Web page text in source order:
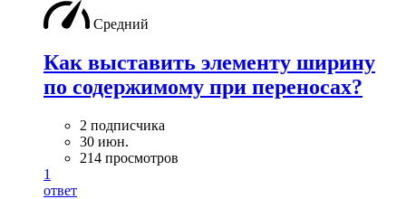
Средний
Как выставить элементу ширину
по содержимому при переносах?
2 подписчика
30 июн.
214 просмотров
1
ответ